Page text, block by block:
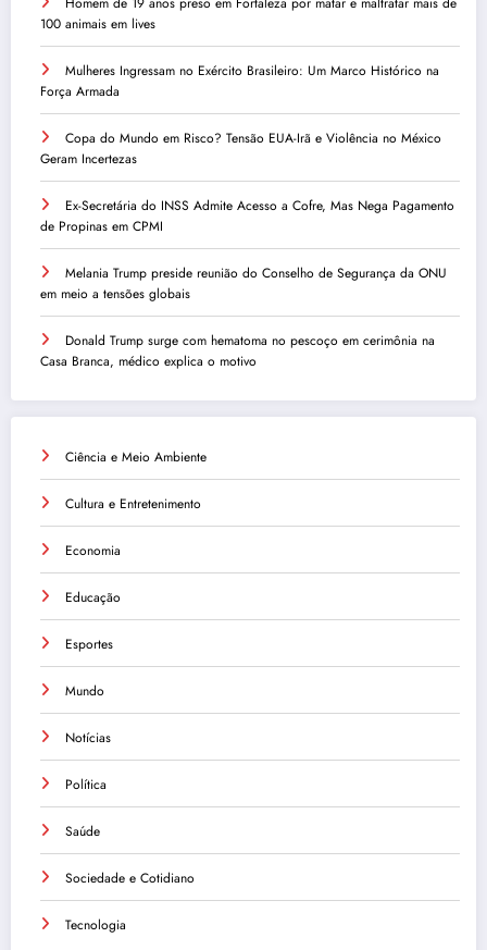
100 animais em lives
Mulheres Ingressam no Exército Brasileiro: Um Marco Histórico na
Força Armada
Copa do Mundo em Risco? Tensão EUA-Irã e Violência no México
Geram Incertezas
Ex-Secretária do INSS Admite Acesso a Cofre, Mas Nega Pagamento
de Propinas em CPMI
Melania Trump preside reunião do Conselho de Segurança da ONU
em meio a tensões globais
Donald Trump surge com hematoma no pescoço em cerimônia na
Casa Branca, médico explica o motivo
Ciência e Meio Ambiente
Cultura e Entretenimento
Economia
Educação
Esportes
Mundo
Notícias
Política
Saúde
Sociedade e Cotidiano
Tecnologia